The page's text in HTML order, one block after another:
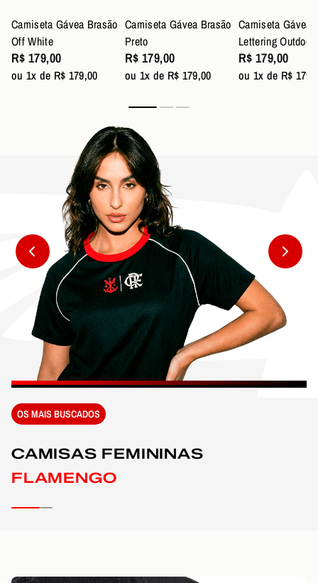
Camiseta Gávea Brasão
Off White
R$ 179,00
ou 1x de R$ 179,00
Camiseta Gávea Brasão
Preto
R$ 179,00
ou 1x de R$ 179,00
Camiseta Gávea
Lettering Outdoor
R$ 179,00
ou 1x de R$
OS MAIS BUSCADOS
CAMISAS FEMININAS
FLAMENGO